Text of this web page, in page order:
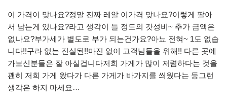
이 가격이 맞나요?정말 진짜 레알 이가격 맞나요?이렇게 팔아
서 남는게 있나요?라고 생각이 들 정도의 갓성비~ 추가 금액은
없나요?부가세가 별도로 부가 되는건가요?아뇨 전혀~ 1도 없습
니다!!구라 없는 진실된!!마진 없이 고객님들을 위해!! 다른 곳에
가보신분들은 잘 아실겁니다저희 가게가 많이 저렴하다는 것을
괜히 저희 가게 왔다가 다른 가게가 바가지를 씌웠다는 등그런
생각은 하지 마세요…